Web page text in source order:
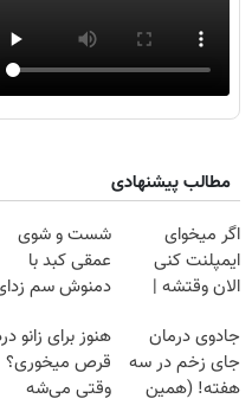
مطالب پیشنهادی
اگر میخوای
ایمپلنت کنی
الان وقتشه |
میلیون تومان!!!
شست و شوی
عمقی کبد با
دمنوش سم
جادوی درمان
جای زخم در سه
هفته! (همین
هنوز برای زانو
قرص میخوری؟
وقتی می‌شه